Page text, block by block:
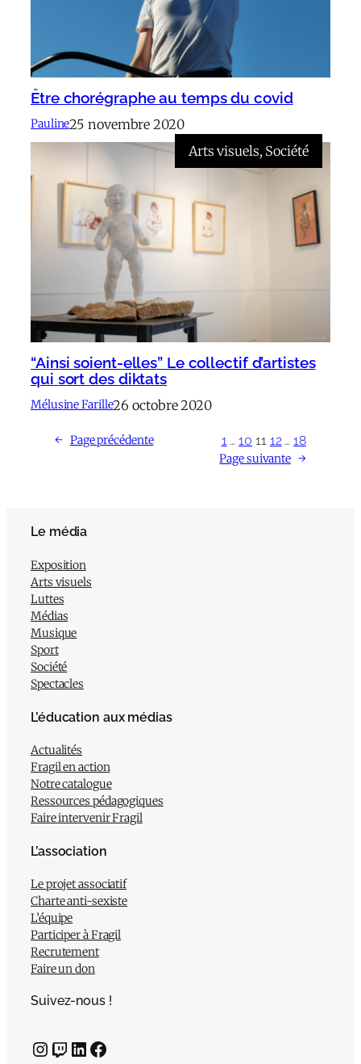
Être chorégraphe au temps du covid
Pauline25 novembre 2020
Arts visuels, Société
“Ainsi soient-elles” Le collectif d’artistes
qui sort des diktats
Mélusine Farille26 octobre 2020
← Page précédente 1 … 10 11 12 … 18
Page suivante →
Le média
Exposition
Arts visuels
Luttes
Médias
Musique
Sport
Société
Spectacles
L’éducation aux médias
Actualités
Fragil en action
Notre catalogue
Ressources pédagogiques
Faire intervenir Fragil
L’association
Le projet associatif
Charte anti-sexiste
L’équipe
Participer à Fragil
Recrutement
Faire un don
Suivez-nous !
InstagramTwitch LinkedIn Facebook